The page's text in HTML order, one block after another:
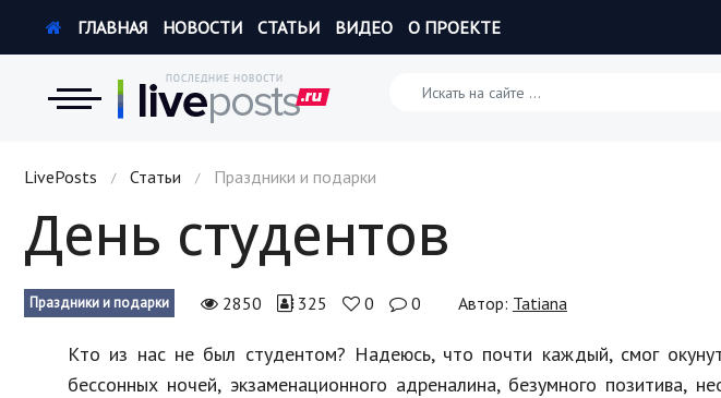
Новости
Экономика
Происшествия
Россия
Рецепты
Hi-Tech. Интернет
ГЛАВНАЯ НОВОСТИ СТАТЬИ ВИДЕО О ПРОЕКТЕ
LivePosts / Статьи / Праздники и подарки
День студентов
Праздники и подарки 2850 325 0 0 Автор: Tatiana
Кто из нас не был студентом? Надеюсь, что почти каждый, смог
бессонных ночей, экзаменационного адреналина, безумного позитива,